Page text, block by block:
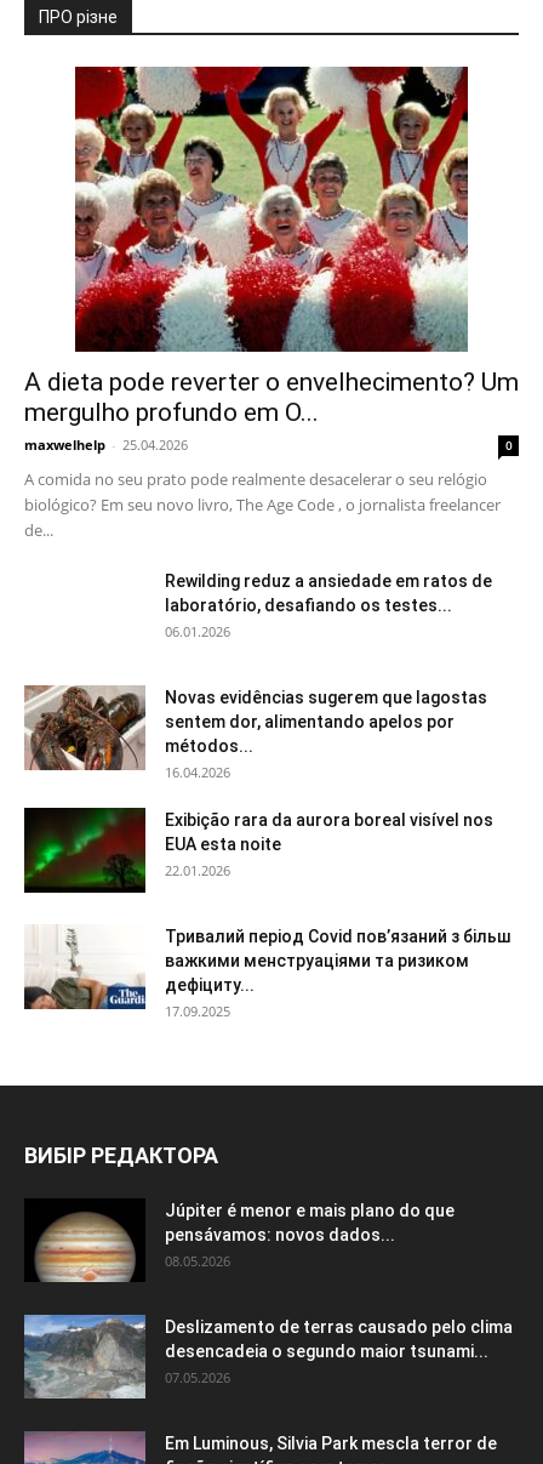
ПРО різне
A dieta pode reverter o envelhecimento? Um
mergulho profundo em O...
maxwelhelp - 25.04.2026 0
A comida no seu prato pode realmente desacelerar o seu relógio
biológico? Em seu novo livro, The Age Code , o jornalista freelancer
de...
Rewilding reduz a ansiedade em ratos de
laboratório, desafiando os testes...
06.01.2026
Novas evidências sugerem que lagostas
sentem dor, alimentando apelos por
métodos...
16.04.2026
Exibição rara da aurora boreal visível nos
EUA esta noite
22.01.2026
Тривалий період Covid пов’язаний з більш
важкими менструаціями та ризиком
дефіциту...
17.09.2025
ВИБІР РЕДАКТОРА
Júpiter é menor e mais plano do que
pensávamos: novos dados...
08.05.2026
Deslizamento de terras causado pelo clima
desencadeia o segundo maior tsunami...
07.05.2026
Em Luminous, Silvia Park mescla terror de